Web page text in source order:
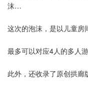
沫…
这次的泡沫，是以儿童房
最多可以对应4人的多人
此外，还收录了原创拱廊